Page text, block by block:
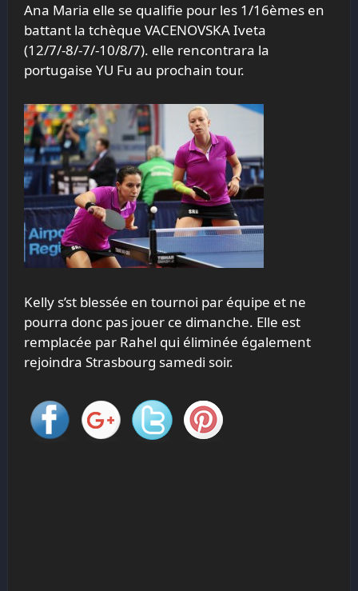
Ana Maria elle se qualifie pour les 1/16èmes en
battant la tchèque VACENOVSKA Iveta
(12/7/-8/-7/-10/8/7). elle rencontrara la
portugaise YU Fu au prochain tour.
Kelly s’st blessée en tournoi par équipe et ne
pourra donc pas jouer ce dimanche. Elle est
remplacée par Rahel qui éliminée également
rejoindra Strasbourg samedi soir.